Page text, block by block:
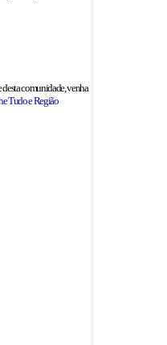
desta comunidade, venha
Tudo e Região